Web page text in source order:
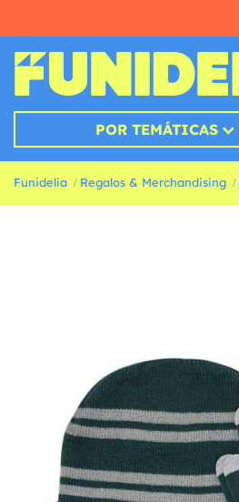
POR TEMÁTICAS
Funidelia Regalos & Merchandising